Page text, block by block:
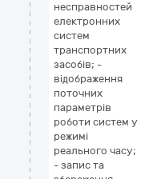
несправностей
електронних
систем
транспортних
засобів; -
відображення
поточних
параметрів
роботи систем у
режимі
реального часу;
- запис та